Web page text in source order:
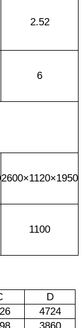
2.52
6
2600×1120×1950
1100
D
4724